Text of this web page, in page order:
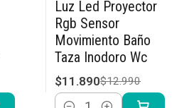
-8% OFF
Luz Led Proyector
Rgb Sensor
Movimiento Baño
Taza Inodoro Wc
$11.890$12.990